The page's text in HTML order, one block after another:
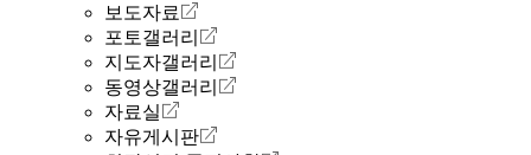
보도자료
포토갤러리
지도자갤러리
동영상갤러리
자료실
자유게시판